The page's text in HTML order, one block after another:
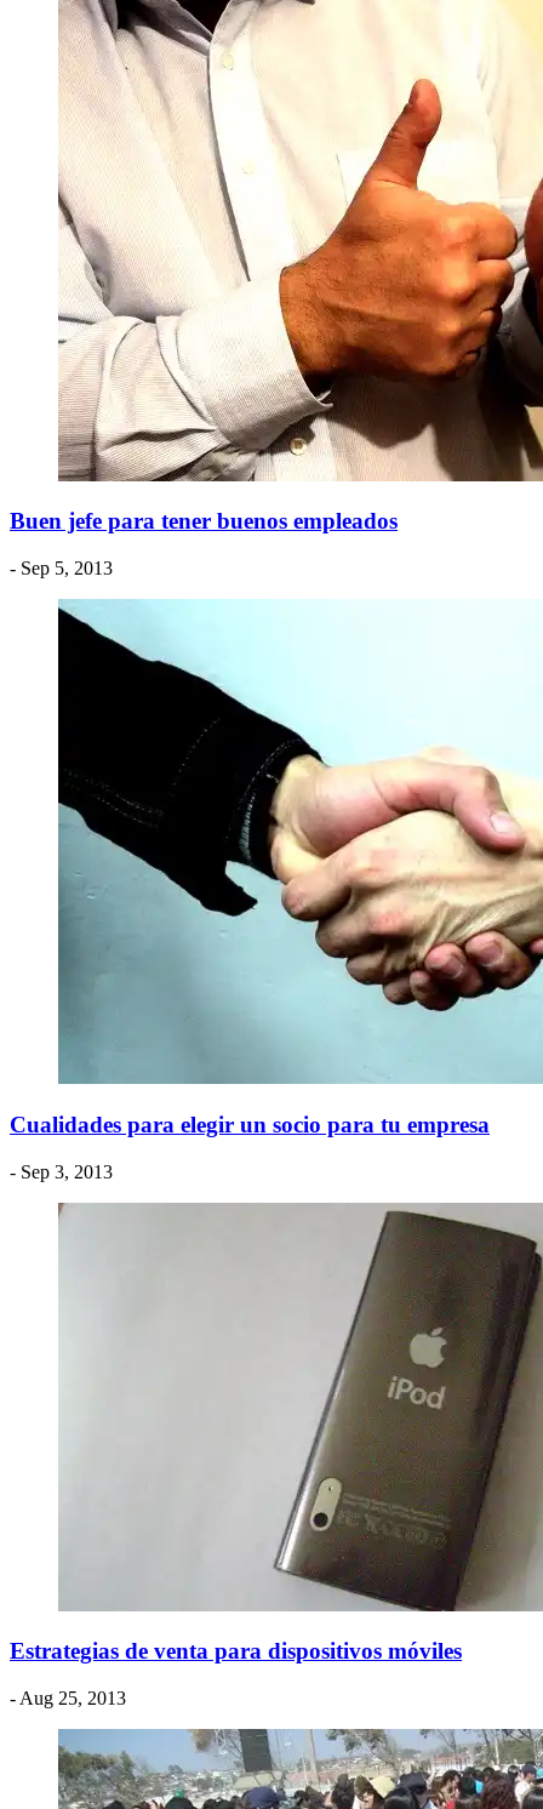
Buen jefe para tener buenos empleados
- Sep 5, 2013
Cualidades para elegir un socio para tu empresa
- Sep 3, 2013
Estrategias de venta para dispositivos móviles
- Aug 25, 2013